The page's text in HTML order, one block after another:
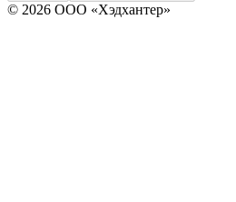
© 2026 ООО «Хэдхантер»